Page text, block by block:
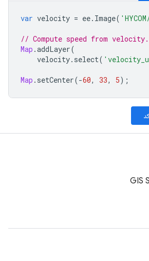
var velocity = ee. Image(
// Compute speed from velocity.
Map .addLayer(
velocity. select(
Map . setCenter(-60, 33, 5);
GIS